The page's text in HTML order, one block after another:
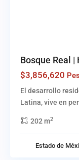
Bosque Real
$3,856,620
El desarrollo
Latina, vive en
202 m2
Estado de
,